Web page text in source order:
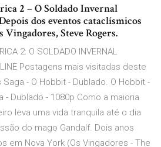
2 – O Soldado Invernal
dos eventos cataclísmicos
Steve Rogers.
2: O SOLDADO INVERNAL
Postagens mais visitadas deste
- O Hobbit - Dublado. O Hobbit -
- Dublado - 1080p Como a maioria
leva uma vida tranquila até o dia
do mago Gandalf. Dois anos
em Nova York (Os Vingadores - The